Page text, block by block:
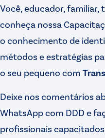
Você, educador, familiar,
conheça nossa
o conhecimento de
métodos e estratégias
o seu pequeno com
Deixe nos comentários
WhatsApp com DDD e
profissionais